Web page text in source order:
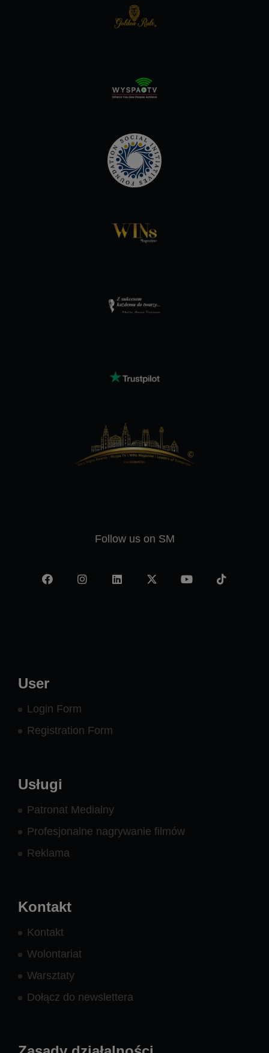
Follow us on SM
FacebookInstagramLinkedIn YouTubeTikTok
User
Login Form
Registration Form
Usługi
Patronat Medialny
Profesjonalne nagrywanie filmów
Reklama
Kontakt
Kontakt
Wolontariat
Warsztaty
Dołącz do newslettera